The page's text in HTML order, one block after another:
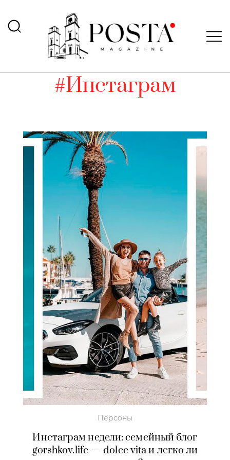
#Инстаграм
Персоны
Инстаграм недели: семейный блог
gorshkov.life — dolce vita и легко ли